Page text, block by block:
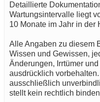
Detaillierte
Wartungsintervalle liegt
10 Monate im Jahr in der
Alle Angaben zu diesem
Wissen und Gewissen,
Änderungen, Irrtümer
ausdrücklich
ausschließlich
stellt kein rechtlich